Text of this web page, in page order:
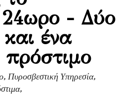
24ωρο - Δύο
ένα
πρόστιμο
Πυροσβεστική Υπηρεσία,